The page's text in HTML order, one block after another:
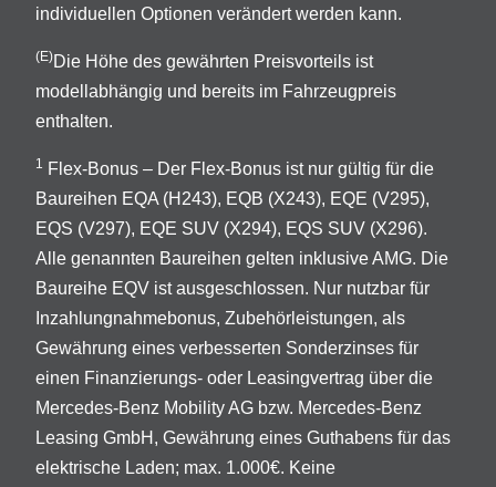
individuellen Optionen verändert werden kann.
(E)Die Höhe des gewährten Preisvorteils ist
modellabhängig und bereits im Fahrzeugpreis
enthalten.
1 Flex-Bonus – Der Flex-Bonus ist nur gültig für die
Baureihen EQA (H243), EQB (X243), EQE (V295),
EQS (V297), EQE SUV (X294), EQS SUV (X296).
Alle genannten Baureihen gelten inklusive AMG. Die
Baureihe EQV ist ausgeschlossen. Nur nutzbar für
Inzahlungnahmebonus, Zubehörleistungen, als
Gewährung eines verbesserten Sonderzinses für
einen Finanzierungs- oder Leasingvertrag über die
Mercedes-Benz Mobility AG bzw. Mercedes-Benz
Leasing GmbH, Gewährung eines Guthabens für das
elektrische Laden; max. 1.000€. Keine